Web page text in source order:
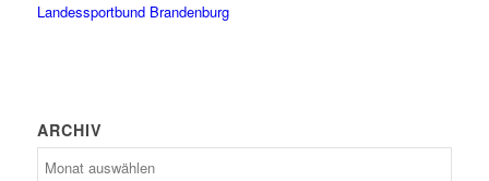
Landessportbund Brandenburg
ARCHIV